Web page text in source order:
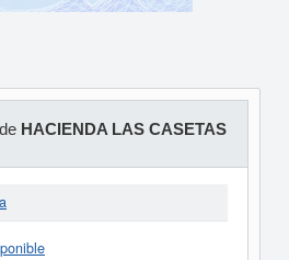
HACIENDA LAS CASETAS